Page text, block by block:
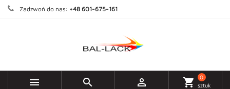
Zadzwoń do nas: +48 601-675-161
   shopping_cart
0
sztuk